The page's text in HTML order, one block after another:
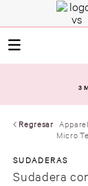
3
Regresar Apparel
Micro
SUDADERAS
Sudadera